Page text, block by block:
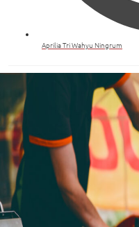
Aprilia Tri Wahyu Ningrum